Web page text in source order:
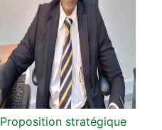
Proposition stratégique